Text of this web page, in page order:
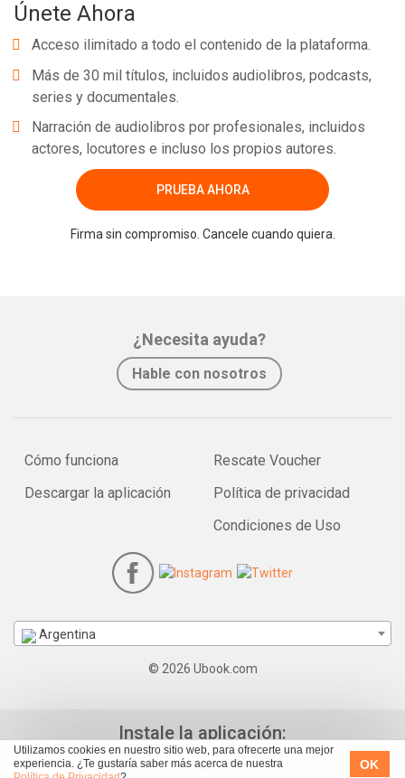
Utilizamos cookies en nuestro sitio web, para ofrecerte una mejor
experiencia. ¿Te gustaría saber más acerca de nuestra
OK
Únete Ahora
Acceso ilimitado a todo el contenido de la plataforma.
Más de 30 mil títulos, incluidos audiolibros, podcasts,
series y documentales.
Narración de audiolibros por profesionales, incluidos
actores, locutores e incluso los propios autores.
PRUEBA AHORA
Firma sin compromiso. Cancele cuando quiera.
¿Necesita ayuda?
Hable con nosotros
Cómo funciona
Descargar la aplicación
Rescate Voucher
Política de privacidad
Condiciones de Uso
Argentina
© 2026 Ubook.com
Instale la aplicación: